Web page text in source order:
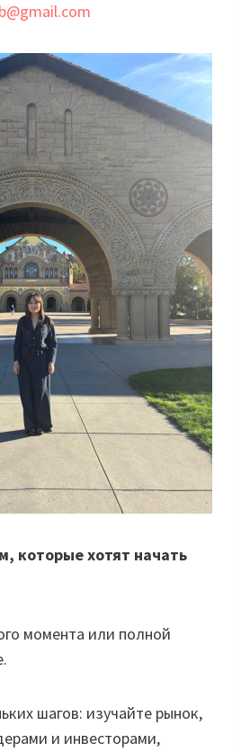
которые хотят начать
момента или полной
шагов: изучайте рынок,
и инвесторами,